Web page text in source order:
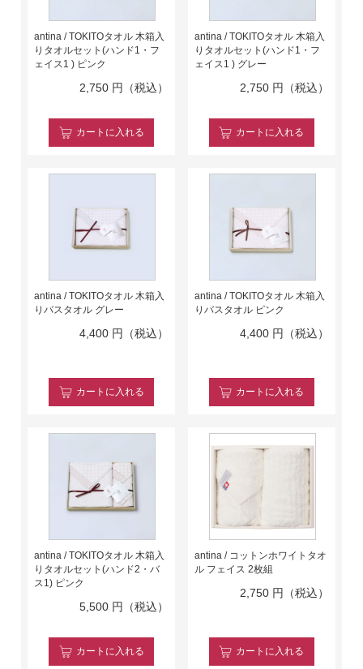
antina / TOKITOタオル 木箱入
りタオルセット(ハンド1・フ
ェイス1 ) ピンク
2,750 円（税込）
カート に入れる
antina / TOKITOタオル 木箱入
りタオルセット(ハンド1・フ
ェイス1 ) グレー
2,750 円（税込）
カート に入れる
antina / TOKITOタオル 木箱入
りバスタオル グレー
4,400 円（税込）
カート に入れる
antina / TOKITOタオル 木箱入
りバスタオル ピンク
4,400 円（税込）
カート に入れる
antina / TOKITOタオル 木箱入
りタオルセット(ハンド2・バ
ス1) ピンク
5,500 円（税込）
カート に入れる
antina / コットンホワイトタオ
ル フェイス 2枚組
2,750 円（税込）
カート に入れる